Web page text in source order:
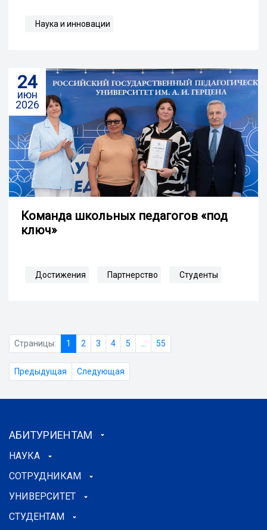
Наука и инновации
24
июн
2026
Команда школьных педагогов «под
ключ»
Достижения Партнерство Студенты
Страницы: 1 2 3 4 5 55
Предыдущая Следующая
АБИТУРИЕНТАМ
НАУКА
СОТРУДНИКАМ
УНИВЕРСИТЕТ
СТУДЕНТАМ